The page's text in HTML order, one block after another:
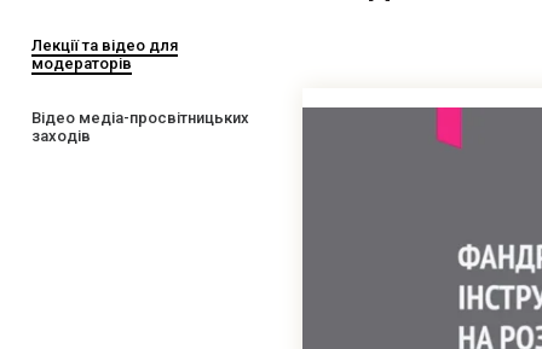
Лекції та відео для
модераторів
Відео медіа-просвітницьких
заходів